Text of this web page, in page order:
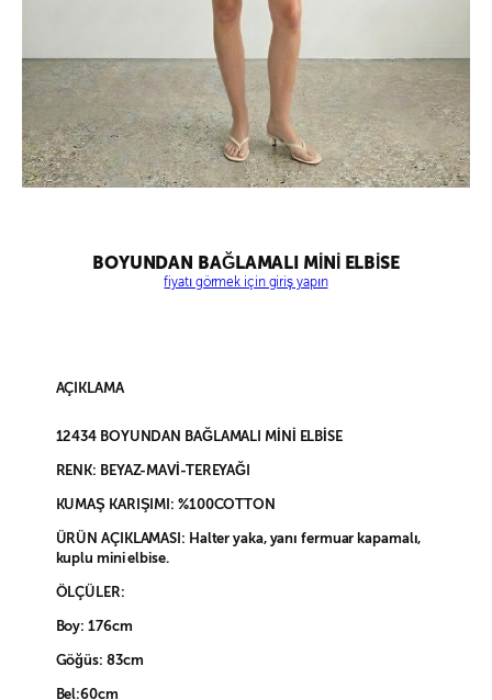
BOYUNDAN BAĞLAMALI MİNİ ELBİSE
fiyatı görmek için giriş yapın
AÇIKLAMA
12434 BOYUNDAN BAĞLAMALI MİNİ ELBİSE
RENK: BEYAZ-MAVİ-TEREYAĞI
KUMAŞ KARIŞIMI: %100COTTON
ÜRÜN AÇIKLAMASI: Halter yaka, yanı fermuar kapamalı,
kuplu mini elbise.
ÖLÇÜLER:
Boy: 176cm
Göğüs: 83cm
Bel:60cm